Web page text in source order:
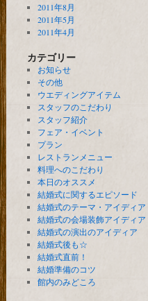
2011年8月
2011年5月
2011年4月
カテゴリー
お知らせ
その他
ウエディングアイテム
スタッフのこだわり
スタッフ紹介
フェア・イベント
プラン
レストランメニュー
料理へのこだわり
本日のオススメ
結婚式に関するエピソード
結婚式のテーマ・アイディア
結婚式の会場装飾アイディア
結婚式の演出のアイディア
結婚式後も☆
結婚式直前！
結婚準備のコツ
館内のみどころ